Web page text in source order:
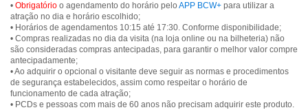
• Obrigatório o agendamento do horário pelo APP BCW+ para utilizar a
atração no dia e horário escolhido;
• Horários de agendamentos 10:15 até 17:30. Conforme disponibilidade;
• Compras realizadas no dia da visita (na loja online ou na bilheteria) não
são consideradas compras antecipadas, para garantir o melhor valor compre
antecipadamente;
• Ao adquirir o opcional o visitante deve seguir as normas e procedimentos
de segurança estabelecidos, assim como respeitar o horário de
funcionamento de cada atração;
• PCDs e pessoas com mais de 60 anos não precisam adquirir este produto.